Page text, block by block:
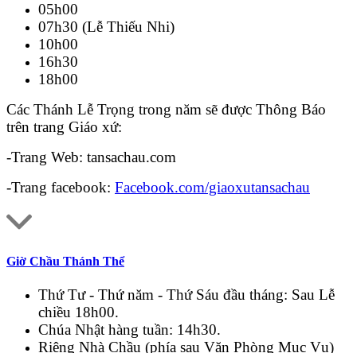
05h00
07h30 (Lễ Thiếu Nhi)
10h00
16h30
18h00
Các Thánh Lễ Trọng trong năm sẽ được Thông Báo
trên trang Giáo xứ:
-Trang Web: tansachau.com
-Trang facebook: Facebook.com/giaoxutansachau
Giờ Chầu Thánh Thể
Thứ Tư - Thứ năm - Thứ Sáu đầu tháng: Sau Lễ
chiều 18h00.
Chúa Nhật hàng tuần: 14h30.
Riêng Nhà Chầu (phía sau Văn Phòng Mục Vụ)